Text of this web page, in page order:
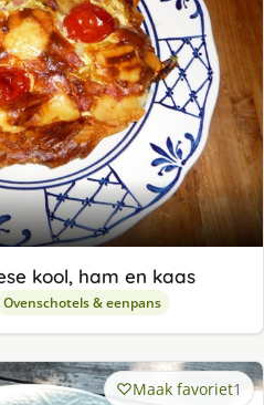
kool, ham en kaas
Ovenschotels & eenpans
Maak favoriet1